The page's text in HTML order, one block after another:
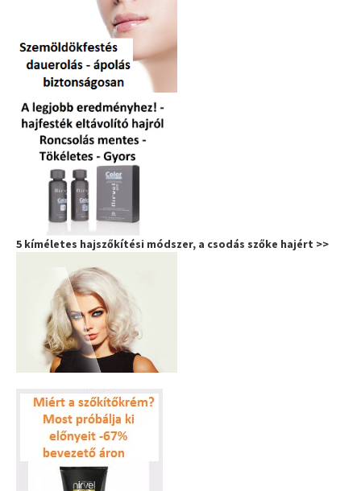
5 kíméletes hajszőkítési módszer, a csodás szőke hajért >>